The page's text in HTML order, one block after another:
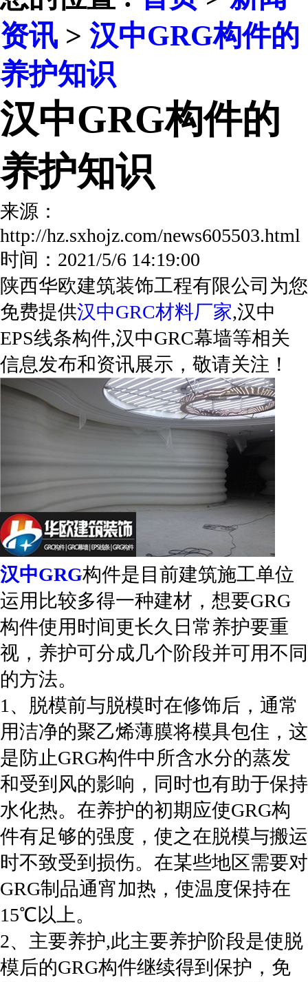
资讯 > 汉中GRG构件的
养护知识
汉中GRG构件的
养护知识
来源：
http://hz.sxhojz.com/
时间：2021/5/6 14:19:00
陕西华欧建筑装饰工程有限公司为您
免费提供汉中GRC材料厂家,汉中
EPS线条构件,汉中GRC幕墙等相关
信息发布和资讯展示，敬请关注！
汉中GRG构件是目前建筑施工单位
运用比较多得一种建材，想要GRG
构件使用时间更长久日常养护要重
视，养护可分成几个阶段并可用不同
的方法。
1、脱模前与脱模时在修饰后，通常
用洁净的聚乙烯薄膜将模具包住，这
是防止GRG构件中所含水分的蒸发
和受到风的影响，同时也有助于保持
水化热。在养护的初期应使GRG构
件有足够的强度，使之在脱模与搬运
时不致受到损伤。在某些地区需要对
GRG制品通宵加热，使温度保持在
15℃以上。
2、主要养护,此主要养护阶段是使脱
模后的GRG构件继续得到保护，免